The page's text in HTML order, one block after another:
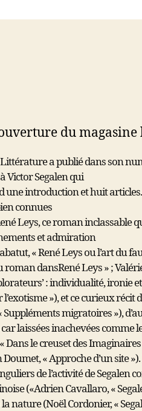
a publié dans son
Victor Segalen qui
une introduction et huit
connues
Leys, ce roman inclassable
et admiration
« René Leys ou l’art du
roman dansRené Leys » ;
: individualité, ironie
l’exotisme »), et ce curieux récit
Suppléments migratoires »),
carlaissées inachevées comme
Dans le creuset desImaginaires
« Approche d’un site
de l’activité de Segalen
(«Adrien Cavallaro, «
nature(Noël Cordonier, «